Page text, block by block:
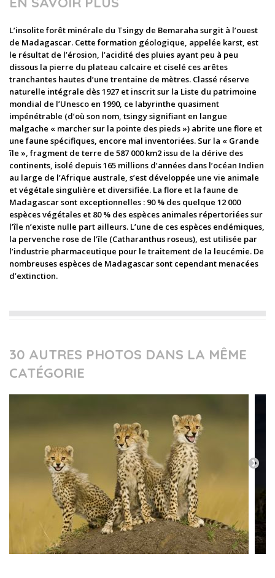
L’insolite forêt minérale du Tsingy de Bemaraha surgit à l’ouest
de Madagascar. Cette formation géologique, appelée karst, est
le résultat de l’érosion, l’acidité des pluies ayant peu à peu
dissous la pierre du plateau calcaire et ciselé ces arêtes
tranchantes hautes d’une trentaine de mètres. Classé réserve
naturelle intégrale dès 1927 et inscrit sur la Liste du patrimoine
mondial de l’Unesco en 1990, ce labyrinthe quasiment
impénétrable (d’où son nom, tsingy signifiant en langue
malgache « marcher sur la pointe des pieds ») abrite une flore et
une faune spécifiques, encore mal inventoriées. Sur la « Grande
île », fragment de terre de 587 000 km2 issu de la dérive des
continents, isolé depuis 165 millions d’années dans l’océan Indien
au large de l’Afrique australe, s’est développée une vie animale
et végétale singulière et diversifiée. La flore et la faune de
Madagascar sont exceptionnelles : 90 % des quelque 12 000
espèces végétales et 80 % des espèces animales répertoriées sur
l’île n’existe nulle part ailleurs. L’une de ces espèces endémiques,
la pervenche rose de l’île (Catharanthus roseus), est utilisée par
l’industrie pharmaceutique pour le traitement de la leucémie. De
nombreuses espèces de Madagascar sont cependant menacées
d’extinction.
30 AUTRES PHOTOS DANS LA MÊME
CATÉGORIE